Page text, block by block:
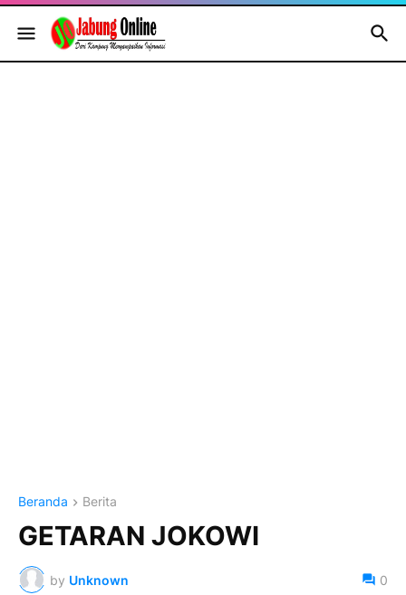
Beranda Berita
GETARAN JOKOWI
by Unknown 0